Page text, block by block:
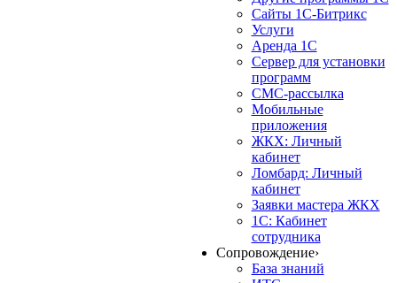
Сайты 1С-Битрикс
Услуги
Аренда 1С
Сервер для установки
программ
СМС-рассылка
Мобильные
приложения
ЖКХ: Личный
кабинет
Ломбард: Личный
кабинет
Заявки мастера ЖКХ
1С: Кабинет
сотрудника
Сопровождение›
База знаний